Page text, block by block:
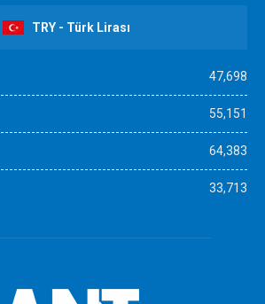
TRY - Türk Lirası
47,698
55,151
64,383
33,713